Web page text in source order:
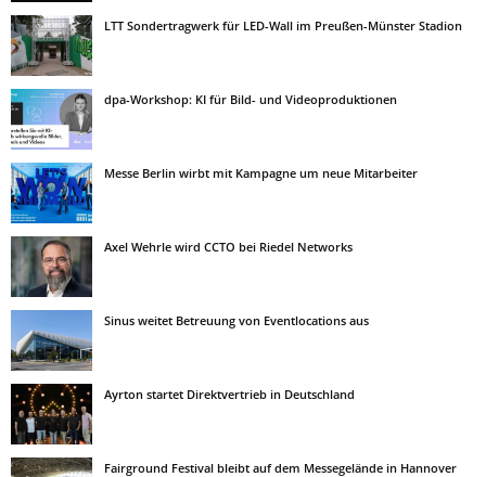
LTT Sondertragwerk für LED-Wall im Preußen-Münster Stadion
dpa-Workshop: KI für Bild- und Videoproduktionen
Messe Berlin wirbt mit Kampagne um neue Mitarbeiter
Axel Wehrle wird CCTO bei Riedel Networks
Sinus weitet Betreuung von Eventlocations aus
Ayrton startet Direktvertrieb in Deutschland
Fairground Festival bleibt auf dem Messegelände in Hannover